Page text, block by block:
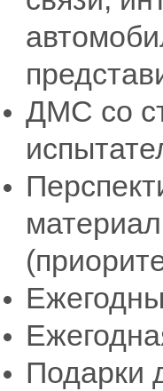
ДМС со
Подарки